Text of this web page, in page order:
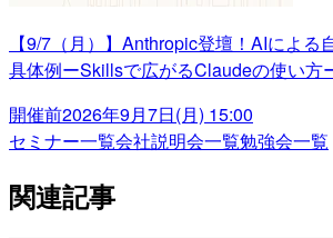
【9/7（月）】Anthropic登壇！AIによる
具体例ーSkillsで広がるClaudeの使い方
開催前2026年9月7日(月) 15:00
セミナー一覧会社説明会一覧勉強会一覧
関連記事